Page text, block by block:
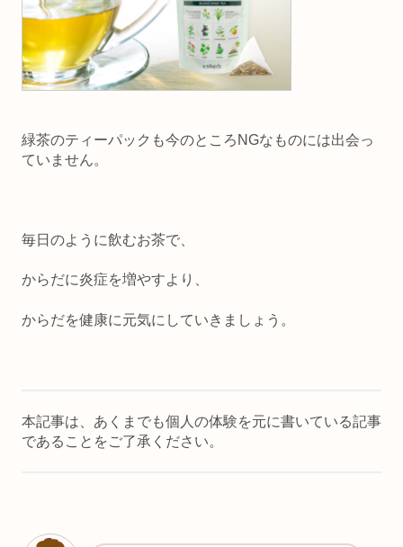
緑茶のティーパックも今のところNGなものには出会っ
ていません。
毎日のように飲むお茶で、
からだに炎症を増やすより、
からだを健康に元気にしていきましょう。
本記事は、あくまでも個人の体験を元に書いている記事
であることをご了承ください。